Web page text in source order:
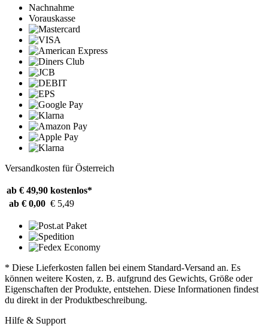
Nachnahme
Vorauskasse
Versandkosten für Österreich
ab € 49,90 kostenlos*
ab € 0,00 € 5,49
* Diese Lieferkosten fallen bei einem Standard-Versand an. Es
können weitere Kosten, z. B. aufgrund des Gewichts, Größe oder
Eigenschaften der Produkte, entstehen. Diese Informationen findest
du direkt in der Produktbeschreibung.
Hilfe & Support